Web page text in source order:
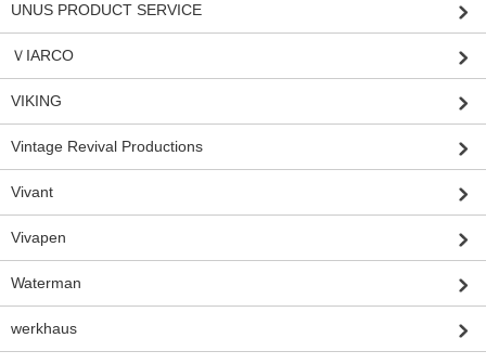
UNUS PRODUCT SERVICE
ＶIARCO
VIKING
Vintage Revival Productions
Vivant
Vivapen
Waterman
werkhaus